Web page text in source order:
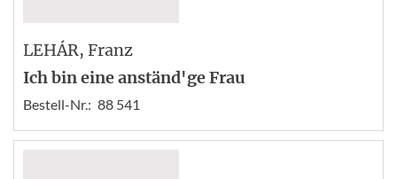
LEHÁR, Franz
Ich bin eine anständ'ge Frau
Bestell-Nr.: 88 541